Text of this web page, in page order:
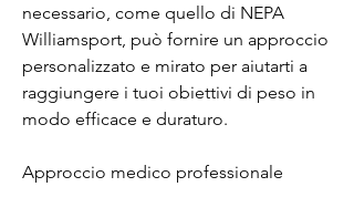
necessario, come quello di NEPA
Williamsport, può fornire un approccio
personalizzato e mirato per aiutarti a
raggiungere i tuoi obiettivi di peso in
modo efficace e duraturo.
Approccio medico professionale